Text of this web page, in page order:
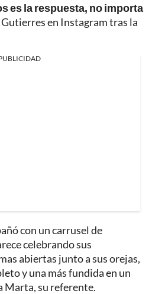
es la respuesta, no importa
en Instagram tras la
con un carrusel de
celebrando sus
abiertas junto a sus orejas,
y una más fundida en un
Marta, su referente.